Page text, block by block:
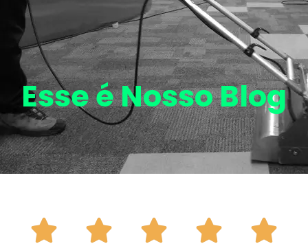
Esse é NossoBlog
    